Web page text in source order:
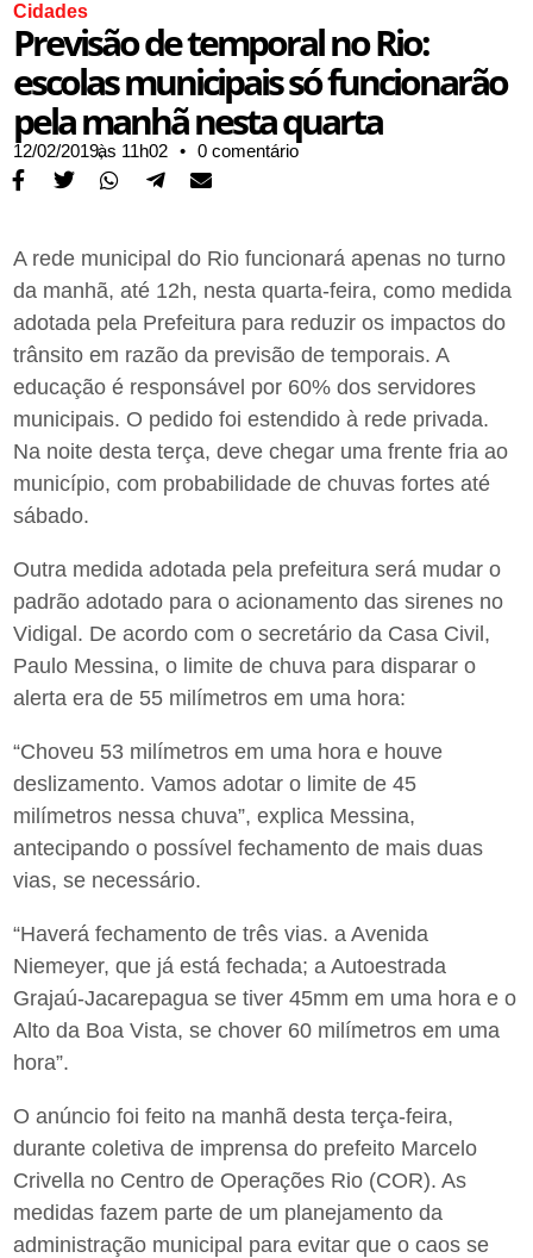
Cidades
Previsão de temporal no Rio:
escolas municipais só funcionarão
pela manhã nesta quarta
12/02/2019,às 11h02 • 0 comentário
A rede municipal do Rio funcionará apenas no turno
da manhã, até 12h, nesta quarta-feira, como medida
adotada pela Prefeitura para reduzir os impactos do
trânsito em razão da previsão de temporais. A
educação é responsável por 60% dos servidores
municipais. O pedido foi estendido à rede privada.
Na noite desta terça, deve chegar uma frente fria ao
município, com probabilidade de chuvas fortes até
sábado.
Outra medida adotada pela prefeitura será mudar o
padrão adotado para o acionamento das sirenes no
Vidigal. De acordo com o secretário da Casa Civil,
Paulo Messina, o limite de chuva para disparar o
alerta era de 55 milímetros em uma hora:
“Choveu 53 milímetros em uma hora e houve
deslizamento. Vamos adotar o limite de 45
milímetros nessa chuva”, explica Messina,
antecipando o possível fechamento de mais duas
vias, se necessário.
“Haverá fechamento de três vias. a Avenida
Niemeyer, que já está fechada; a Autoestrada
Grajaú-Jacarepagua se tiver 45mm em uma hora e o
Alto da Boa Vista, se chover 60 milímetros em uma
hora”.
O anúncio foi feito na manhã desta terça-feira,
durante coletiva de imprensa do prefeito Marcelo
Crivella no Centro de Operações Rio (COR). As
medidas fazem parte de um planejamento da
administração municipal para evitar que o caos se